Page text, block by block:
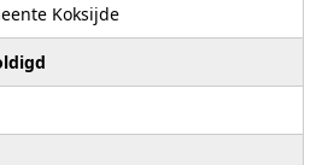
Koksijde